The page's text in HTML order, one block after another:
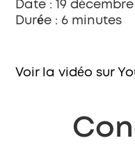
Date : 19 décembre
Durée : 6 minutes
Voir la vidéo sur